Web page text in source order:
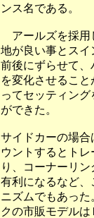
ンス名である。
アールズを採用
地が良い事とスイ
前後にずらせて
を変化させるこ
ってセッティン
ができた。
サイドカーの場
ウントするとト
り、コーナーリ
有利になるなど、
ニズムでもあっ
クの市販モデルは